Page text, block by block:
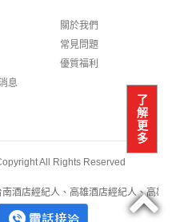
了
解
更
多
關於我們
常見問題
優質福利
息
All Rights Reserved
酒店經紀人、高雄酒店經紀人、高雄